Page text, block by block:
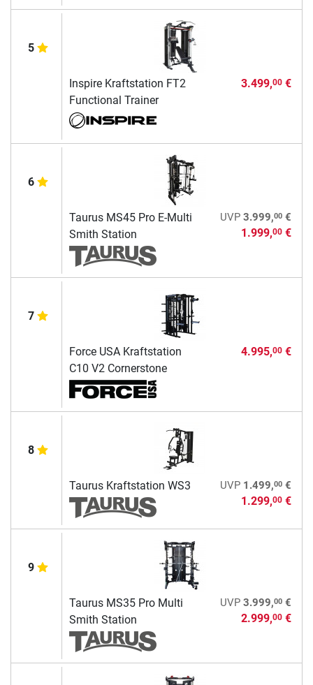
5
Inspire Kraftstation FT2
Functional Trainer
3.499,00€
6
Taurus MS45 Pro E-Multi
Smith Station
UVP 3.999,00€
1.999,00€
7
Force USA Kraftstation
C10 V2 Cornerstone
4.995,00€
8
Taurus Kraftstation WS3 UVP 1.499,00€
1.299,00€
9
Taurus MS35 Pro Multi
Smith Station
UVP 3.999,00€
2.999,00€